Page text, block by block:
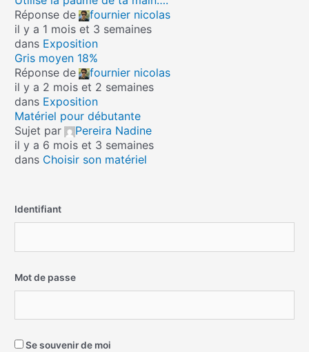
Réponse de
fournier nicolas
il y a 1 mois et 3 semaines
dans Exposition
Gris moyen 18%
Réponse de
fournier nicolas
il y a 2 mois et 2 semaines
dans Exposition
Matériel pour débutante
Sujet par
Pereira Nadine
il y a 6 mois et 3 semaines
dans Choisir son matériel
Identifiant
Mot de passe
Se souvenir de moi